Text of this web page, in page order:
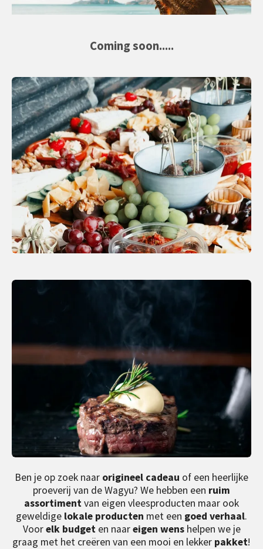
Coming soon.....
Ben je op zoek naar origineel cadeau of een heerlijke
proeverij van de Wagyu? We hebben een ruim
assortimentvan eigen vleesproducten maar ook
geweldige lokale producten met een goed verhaal.
Voorelk budgeten naareigen wenshelpen we je
graag met het creëren van een mooi en lekker pakket!